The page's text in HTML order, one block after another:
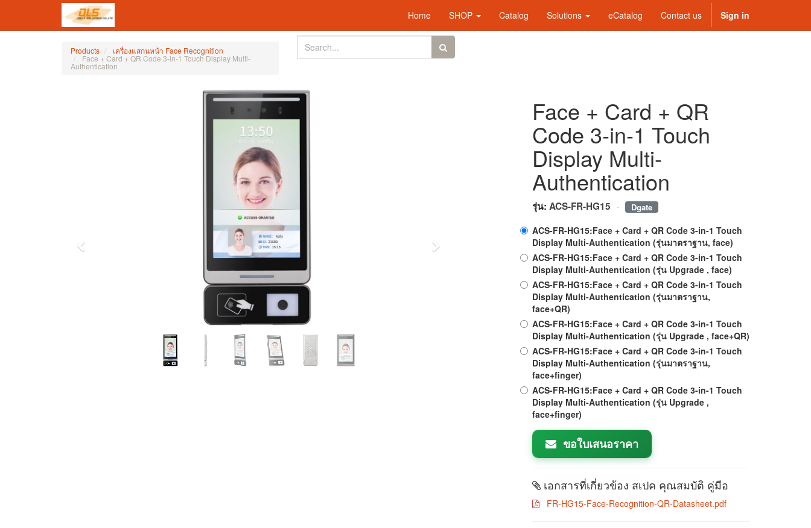
Home SHOP Catalog Solutions eCatalog Contact us Sign in
Products เครื่องแสกนหน้า Face Recognition
Face + Card + QR Code 3-in-1 Touch Display Multi-
Authentication
Next
Face + Card + QR
Code 3-in-1 Touch
Display Multi-
Authentication
รุ่น: ACS-FR-HG15 · Dgate
ACS-FR-HG15:Face + Card + QR Code 3-in-1 Touch
Display Multi-Authentication (รุ่นมาตราฐาน, face)
ACS-FR-HG15:Face + Card + QR Code 3-in-1 Touch
Display Multi-Authentication (รุ่น Upgrade , face)
ACS-FR-HG15:Face + Card + QR Code 3-in-1 Touch
Display Multi-Authentication (รุ่นมาตราฐาน,
face+QR)
ACS-FR-HG15:Face + Card + QR Code 3-in-1 Touch
Display Multi-Authentication (รุ่น Upgrade , face+QR)
ACS-FR-HG15:Face + Card + QR Code 3-in-1 Touch
Display Multi-Authentication (รุ่นมาตราฐาน,
face+finger)
ACS-FR-HG15:Face + Card + QR Code 3-in-1 Touch
Display Multi-Authentication (รุ่น Upgrade ,
face+finger)
ขอใบเสนอราคา
เอกสารที่เกี่ยวข้อง สเปค คุณสมบัติ คู่มือ
FR-HG15-Face-Recognition-QR-Datasheet.pdf